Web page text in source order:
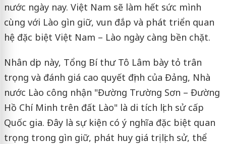
nước ngày nay. Việt Nam sẽ làm hết sức mình
cùng với Lào gìn giữ, vun đắp và phát triển quan
hệ đặc biệt Việt Nam – Lào ngày càng bền chặt.
Nhân dịp này, Tổng Bí thư Tô Lâm bày tỏ trân
trọng và đánh giá cao quyết định của Đảng, Nhà
nước Lào công nhận "Đường Trường Sơn – Đường
Hồ Chí Minh trên đất Lào" là di tích lịch sử cấp
Quốc gia. Đây là sự kiện có ý nghĩa đặc biệt quan
trọng trong gìn giữ, phát huy giá trị lịch sử, thể